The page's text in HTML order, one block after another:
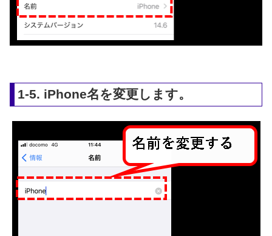
1-5. iPhone名を変更します。